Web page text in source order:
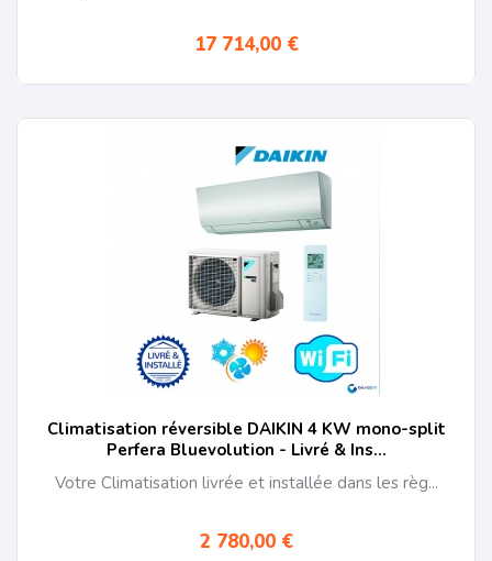
17 714,00 €
Climatisation réversible DAIKIN 4 KW mono-split
Perfera Bluevolution - Livré & Ins...
Votre Climatisation livrée et installée dans les règ...
2 780,00 €